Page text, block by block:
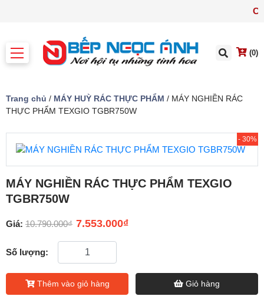
(0)
Trang chủ / MÁY HUỲ RÁC THỰC PHẨM / MÁY NGHIỀN RÁC
THỰC PHẨM TEXGIO TGBR750W
- 30%
MÁY NGHIỀN RÁC THỰC PHẨM TEXGIO
TGBR750W
Giá: 10.790.000₫ 7.553.000₫
Số lượng:
Thêm vào giỏ hàng Giỏ hàng